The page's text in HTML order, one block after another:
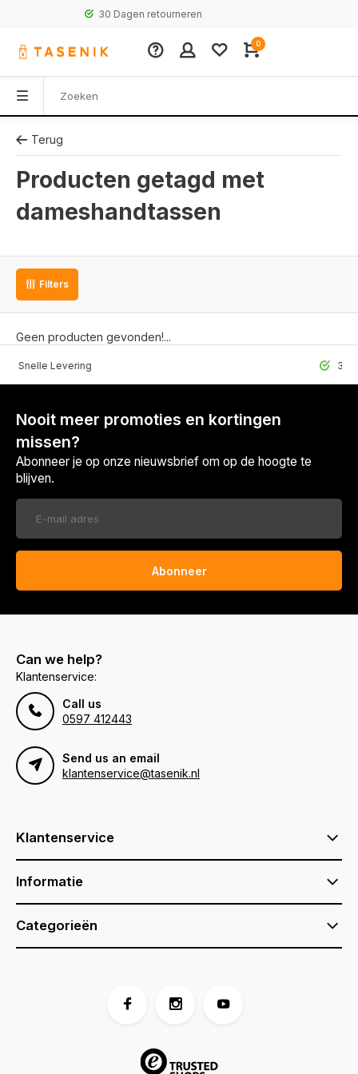
30 Dagen retourneren
0
Terug
Producten getagd met
dameshandtassen
Filters
Geen producten gevonden!...
Levering 30 Dagen
Nooit meer promoties en kortingen
missen?
Abonneer je op onze nieuwsbrief om op de hoogte te
blijven.
Abonneer
Can we help?
Klantenservice:
Call us
0597 412443
Send us an email
klantenservice@tasenik.nl
Klantenservice
Informatie
Categorieën